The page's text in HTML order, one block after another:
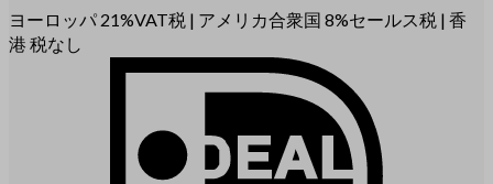
ヨーロッパ 21%VAT税 | アメリカ合衆国 8%セールス税 | 香
港 税なし